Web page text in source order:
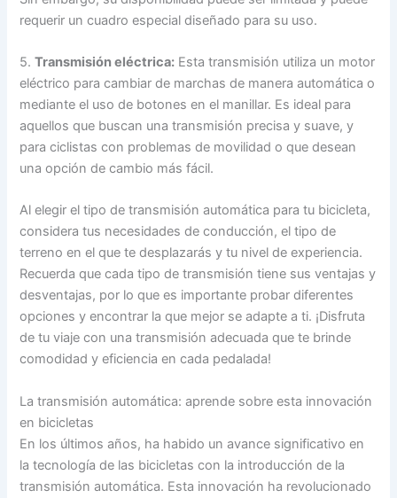
requerir un cuadro especial diseñado para su uso.
5.Transmisión eléctrica: Esta transmisión utiliza un motor
eléctrico para cambiar de marchas de manera automática o
mediante el uso de botones en el manillar. Es ideal para
aquellos que buscan una transmisión precisa y suave, y
para ciclistas con problemas de movilidad o que desean
una opción de cambio más fácil.
Al elegir el tipo de transmisión automática para tu bicicleta,
considera tus necesidades de conducción, el tipo de
terreno en el que te desplazarás y tu nivel de experiencia.
Recuerda que cada tipo de transmisión tiene sus ventajas y
desventajas, por lo que es importante probar diferentes
opciones y encontrar la que mejor se adapte a ti. ¡Disfruta
de tu viaje con una transmisión adecuada que te brinde
comodidad y eficiencia en cada pedalada!
La transmisión automática: aprende sobre esta innovación
en bicicletas
En los últimos años, ha habido un avance significativo en
la tecnología de las bicicletas con la introducción de la
transmisión automática. Esta innovación ha revolucionado